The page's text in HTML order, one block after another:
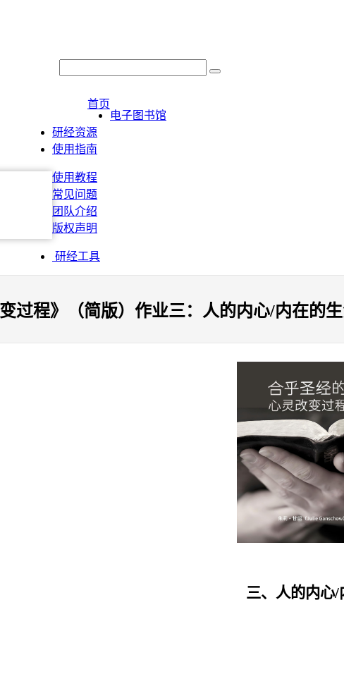
首页
电子图书馆
研经资源
使用指南
使用教程
常见问题
团队介绍
版权声明
研经工具
过程》（简版）作业三：人的内心/内在的
三、人的内心/